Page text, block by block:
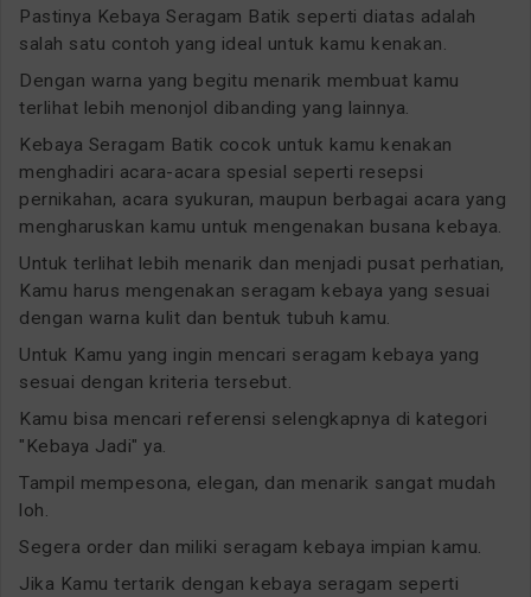
Pastinya Kebaya Seragam Batik seperti diatas adalah
salah satu contoh yang ideal untuk kamu kenakan.
Dengan warna yang begitu menarik membuat kamu
terlihat lebih menonjol dibanding yang lainnya.
Kebaya Seragam Batik cocok untuk kamu kenakan
menghadiri acara-acara spesial seperti resepsi
pernikahan, acara syukuran, maupun berbagai acara yang
mengharuskan kamu untuk mengenakan busana kebaya.
Untuk terlihat lebih menarik dan menjadi pusat perhatian,
Kamu harus mengenakan seragam kebaya yang sesuai
dengan warna kulit dan bentuk tubuh kamu.
Untuk Kamu yang ingin mencari seragam kebaya yang
sesuai dengan kriteria tersebut.
Kamu bisa mencari referensi selengkapnya di kategori
"Kebaya Jadi" ya.
Tampil mempesona, elegan, dan menarik sangat mudah
loh.
Segera order dan miliki seragam kebaya impian kamu.
Jika Kamu tertarik dengan kebaya seragam seperti